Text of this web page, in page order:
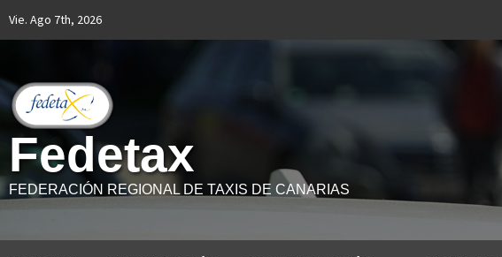
Vie. Ago 7th, 2026
Fedetax
FEDERACIÓN REGIONAL DE TAXIS DE CANARIAS